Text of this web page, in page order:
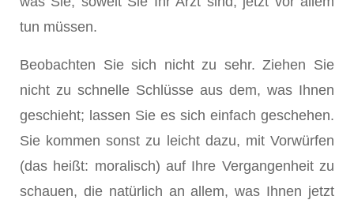
tun müssen.
Beobachten Sie sich nicht zu sehr. Ziehen Sie
nicht zu schnelle Schlüsse aus dem, was Ihnen
geschieht; lassen Sie es sich einfach geschehen.
Sie kommen sonst zu leicht dazu, mit Vorwürfen
(das heißt: moralisch) auf Ihre Vergangenheit zu
schauen, die natürlich an allem, was Ihnen jetzt